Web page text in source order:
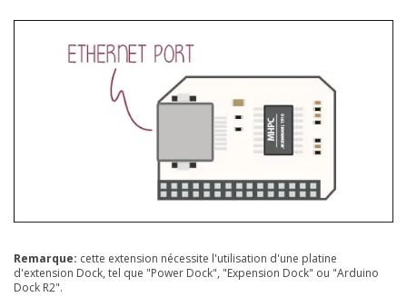
Remarque: cette extension nécessite l'utilisation d'une platine
d'extension Dock, tel que "Power Dock", "Expension Dock" ou "Arduino
Dock R2".